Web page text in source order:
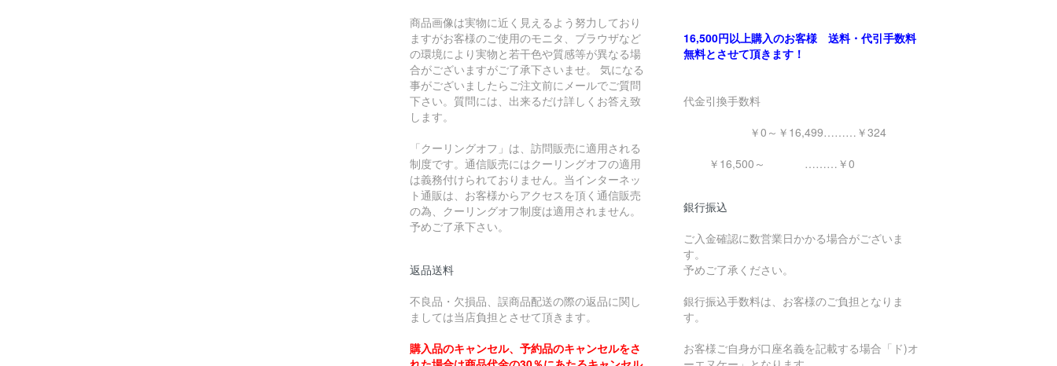
商品画像は実物に近く見えるよう努力しており
ますがお客様のご使用のモニタ、ブラウザなど
の環境により実物と若干色や質感等が異なる場
合がございますがご了承下さいませ。 気になる
事がございましたらご注文前にメールでご質問
下さい。質問には、出来るだけ詳しくお答え致
します。
「クーリングオフ」は、訪問販売に適用される
制度です。通信販売にはクーリングオフの適用
は義務付けられておりません。当インターネッ
ト通販は、お客様からアクセスを頂く通信販売
の為、クーリングオフ制度は適用されません。
予めご了承下さい。
返品送料
不良品・欠損品、誤商品配送の際の返品に関し
ましては当店負担とさせて頂きます。
購入品のキャンセル、予約品のキャンセルをさ
16,500円以上購入のお客様 送料・代引手数料
無料とさせて頂きます！
代金引換手数料
￥0～￥16,499………￥324
￥16,500～ ………￥0
銀行振込
ご入金確認に数営業日かかる場合がございま
す。
予めご了承ください。
銀行振込手数料は、お客様のご負担となりま
す。
お客様ご自身が口座名義を記載する場合「ド)オ